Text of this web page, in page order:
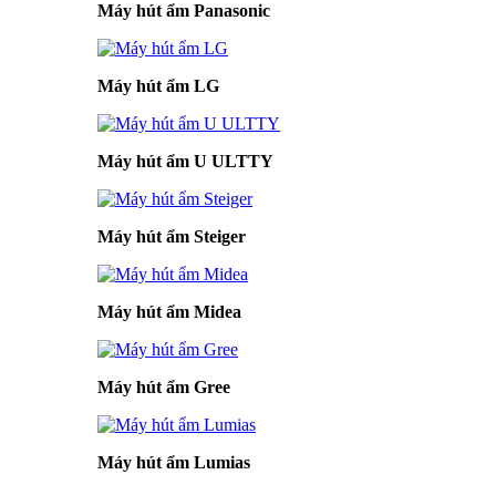
Máy hút ẩm Panasonic
Máy hút ẩm LG
Máy hút ẩm U ULTTY
Máy hút ẩm Steiger
Máy hút ẩm Midea
Máy hút ẩm Gree
Máy hút ẩm Lumias